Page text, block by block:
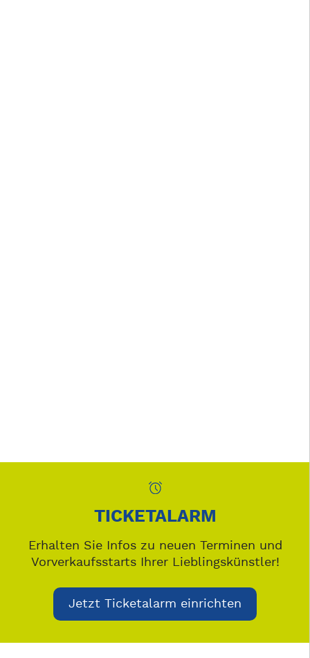
TICKETALARM
Erhalten Sie Infos zu neuen Terminen und
Vorverkaufsstarts Ihrer Lieblingskünstler!
Jetzt Ticketalarm einrichten